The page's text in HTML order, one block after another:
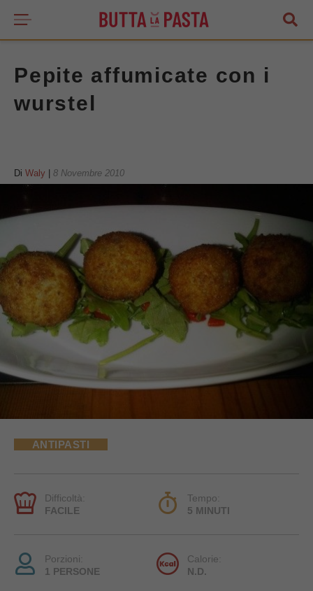
Pepite affumicate con i
wurstel
Di Waly 8 Novembre 2010
ANTIPASTI
Difficoltà:
FACILE
Tempo:
5 MINUTI
Porzioni:
1 PERSONE
Calorie:
N.D.